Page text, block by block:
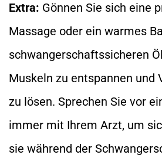
Extra: Gönnen Sie sich eine
Massage oder ein warmes
schwangerschaftssicheren
Muskeln zu entspannen und
zu lösen. Sprechen Sie vor
immer mit Ihrem Arzt, um
sie während der